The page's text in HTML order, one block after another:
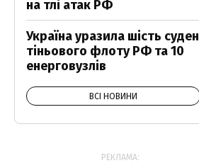
на тлі атак РФ
Україна уразила шість суден
тіньового флоту РФ та 10
енерговузлів
ВСІ НОВИНИ
РЕКЛАМА: